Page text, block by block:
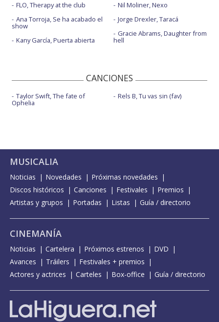
FLO, Therapy at the club
Ana Torroja, Se ha acabado el
show
Kany García, Puerta abierta
Nil Moliner, Nexo
Jorge Drexler, Taracá
Gracie Abrams, Daughter from
hell
CANCIONES
Taylor Swift, The fate of
Ophelia
Rels B, Tu vas sin (fav)
MUSICALIA
Noticias Novedades
Próximas novedades
Discos históricos
Canciones Festivales
Premios
Artistas y grupos
Portadas Listas Guía / directorio
CINEMANÍA
Noticias Cartelera Próximos estrenos
DVD
Avances
Tráilers
Festivales + premios
Actores y actrices
Carteles Box-office Guía / directorio